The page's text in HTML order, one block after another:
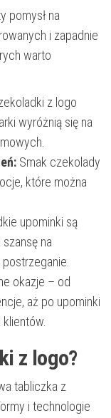
pomysł na
i zapadnie
warto
z logo
wyróżnią się na
Smak czekolady
które można
upominki są
na
okazje – od
aż po upominki
z logo?
tabliczka z
i technologie